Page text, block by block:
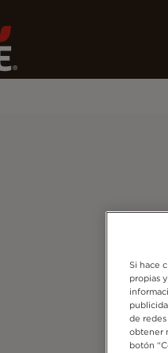
Si hace
propias
de
obtener
botón